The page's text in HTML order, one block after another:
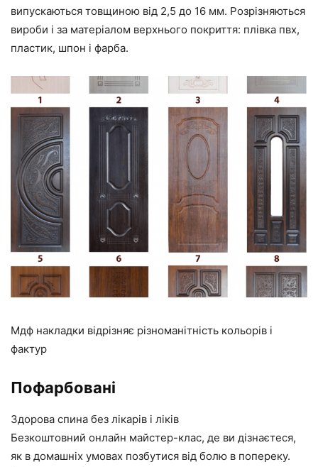
випускаються товщиною від 2,5 до 16 мм. Розрізняються
вироби і за матеріалом верхнього покриття: плівка пвх,
пластик, шпон і фарба.
Мдф накладки відрізняє різноманітність кольорів і
фактур
Пофарбовані
Здорова спина без лікарів і ліків
Безкоштовний онлайн майстер-клас, де ви дізнаєтеся,
як в домашніх умовах позбутися від болю в попереку.